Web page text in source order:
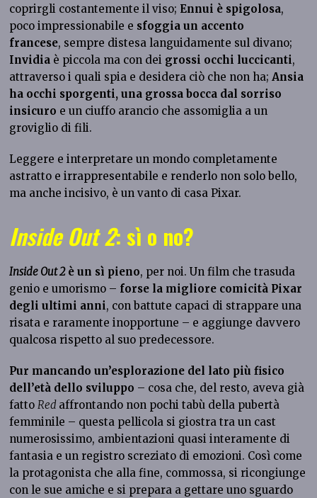
coprirgli costantemente il viso; Ennui è spigolosa,
poco impressionabile e sfoggia un accento
francese, sempre distesa languidamente sul divano;
Invidia è piccola ma con dei grossi occhi luccicanti,
attraverso i quali spia e desidera ciò che non ha;Ansia
ha occhi sporgenti, una grossa bocca dal sorriso
insicuro e un ciuffo arancio che assomiglia a un
groviglio di fili.
Leggere e interpretare un mondo completamente
astratto e irrappresentabile e renderlo non solo bello,
ma anche incisivo, è un vanto di casa Pixar.
Inside Out 2: sì o no?
Inside Out 2 è un sì pieno, per noi. Un film che trasuda
genio e umorismo – forse la migliore comicità Pixar
degli ultimi anni, con battute capaci di strappare una
risata e raramente inopportune – e aggiunge davvero
qualcosa rispetto al suo predecessore.
Pur mancando un’esplorazione del lato più fisico
dell’età dello sviluppo – cosa che, del resto, aveva già
fattoRed affrontando non pochi tabù della pubertà
femminile – questa pellicola si giostra tra un cast
numerosissimo, ambientazioni quasi interamente di
fantasia e un registro screziato di emozioni. Così come
la protagonista che alla fine, commossa, si ricongiunge
con le sue amiche e si prepara a gettare uno sguardo